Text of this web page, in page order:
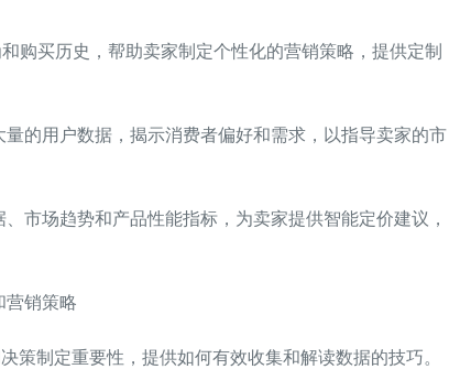
购买历史，帮助卖家制定个性化的营销策略，提供定制
的用户数据，揭示消费者偏好和需求，以指导卖家的市
市场趋势和产品性能指标，为卖家提供智能定价建议，
营销策略
策制定重要性，提供如何有效收集和解读数据的技巧。